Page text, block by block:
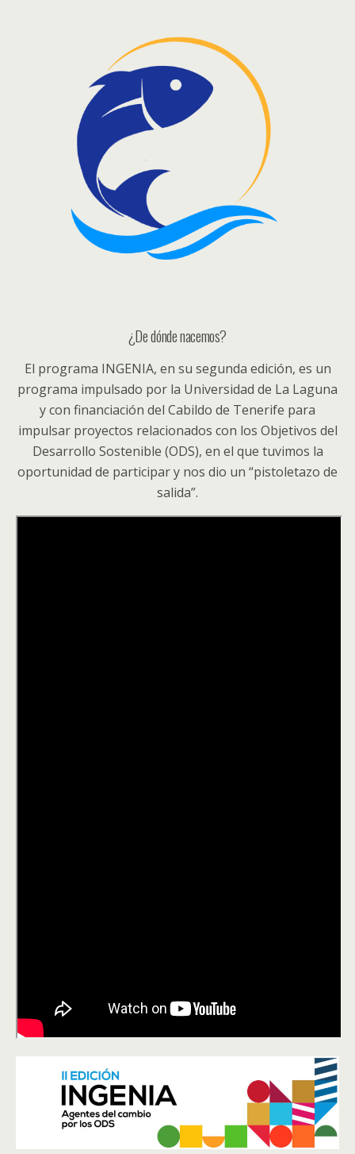
¿De dónde nacemos?
El programa INGENIA, en su segunda edición, es un
programa impulsado por la Universidad de La Laguna
y con financiación del Cabildo de Tenerife para
impulsar proyectos relacionados con los Objetivos del
Desarrollo Sostenible (ODS), en el que tuvimos la
oportunidad de participar y nos dio un “pistoletazo de
salida”.